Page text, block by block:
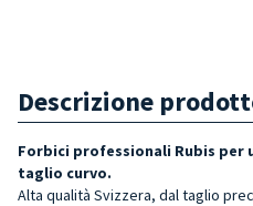
Descrizione
Forbici professionali Rubis per
taglio curvo.
Alta qualità Svizzera, dal taglio